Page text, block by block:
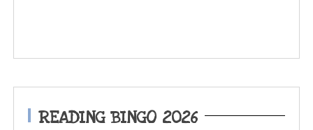
READING BINGO 2026